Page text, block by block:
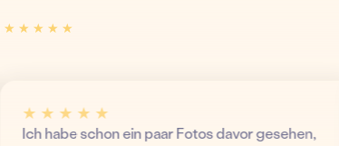
★ ★ ★ ★ ★
★ ★ ★ ★ ★
★ ★ ★ ★ ★
Ich habe schon ein paar Fotos davor gesehen,